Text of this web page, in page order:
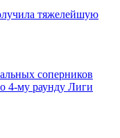
тяжелейшую
соперников
4-му раунду Лиги